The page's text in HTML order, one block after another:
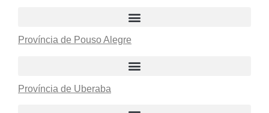
Província de Pouso Alegre
Província de Uberaba